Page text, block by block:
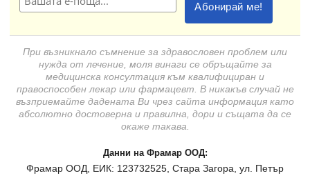
При възникнало съмнение за здравословен проблем или
нужда от лечение, моля винаги се обръщайте за
медицинска консултация към квалифициран и
правоспособен лекар или фармацевт. В никакъв случай не
възприемайте дадената Ви чрез сайта информация като
абсолютно достоверна и правилна, дори и същата да се
окаже такава.
Данни на Фрамар ООД:
Фрамар ООД, ЕИК: 123732525, Стара Загора, ул. Петър